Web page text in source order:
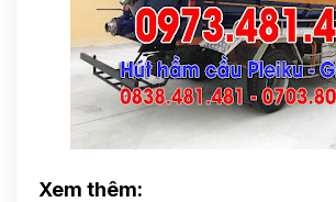
Xem thêm: